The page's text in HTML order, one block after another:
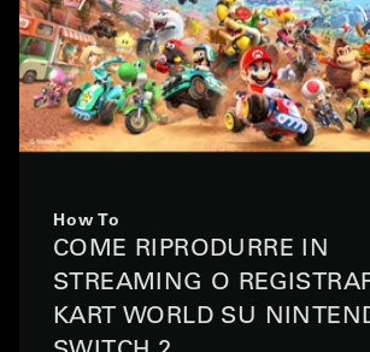
How To
COME RIPRODURRE IN
STREAMING O
KART WORLD SU